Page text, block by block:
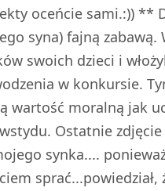
oceńcie sami.:))
syna) fajną
swoich dzieci i
w konkursie.
wartość moralną jak
Ostatnie
synka....
sprać...powiedział,